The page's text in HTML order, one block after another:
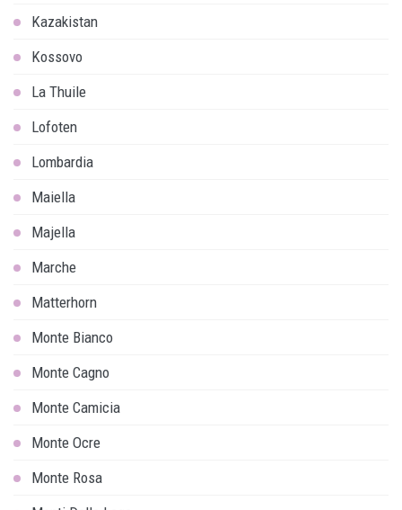
Kazakistan
Kossovo
La Thuile
Lofoten
Lombardia
Maiella
Majella
Marche
Matterhorn
Monte Bianco
Monte Cagno
Monte Camicia
Monte Ocre
Monte Rosa